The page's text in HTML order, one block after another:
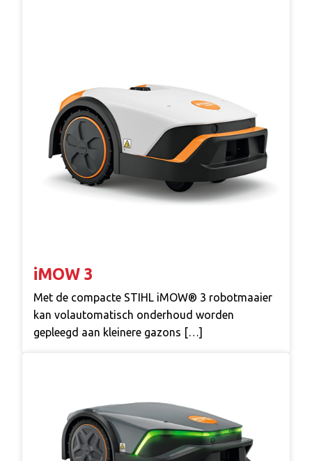
iMOW 3
Met de compacte STIHL iMOW® 3 robotmaaier
kan volautomatisch onderhoud worden
gepleegd aan kleinere gazons […]